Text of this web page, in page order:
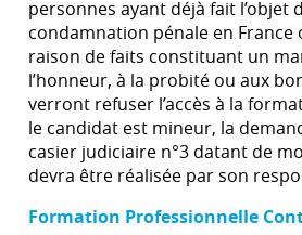
personnes ayant déjà fait l’objet
condamnation pénale en France
raison de faits constituant un
l’honneur, à la probité ou aux
verront refuser l’accès à la
le candidat est mineur, la
casier judiciaire n°3 datant de
devra être réalisée par son
Formation Professionnelle